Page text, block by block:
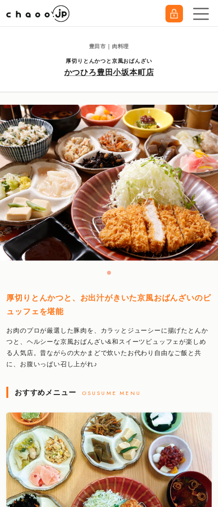
豊田市｜肉料理
厚切りとんかつと京風おばんざい
かつひろ豊田小坂本町店
厚切りとんかつと、お出汁がきいた京風おばんざいのビ
ュッフェを堪能
お肉のプロが厳選した豚肉を、カラッとジューシーに揚げたとんか
つと、ヘルシーな京風おばんざい&和スイーツビュッフェが楽しめ
る人気店。昔ながらの大かまどで炊いたお代わり自由なご飯と共
に、お腹いっぱい召し上がれ♪
おすすめメニュー OSUSUME MENU